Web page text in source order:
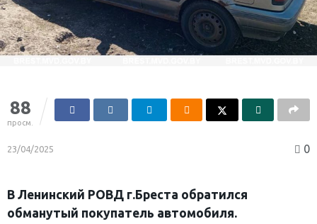
88
просм.
23/04/2025 0
В Ленинский РОВД г.Бреста обратился
обманутый покупатель автомобиля.